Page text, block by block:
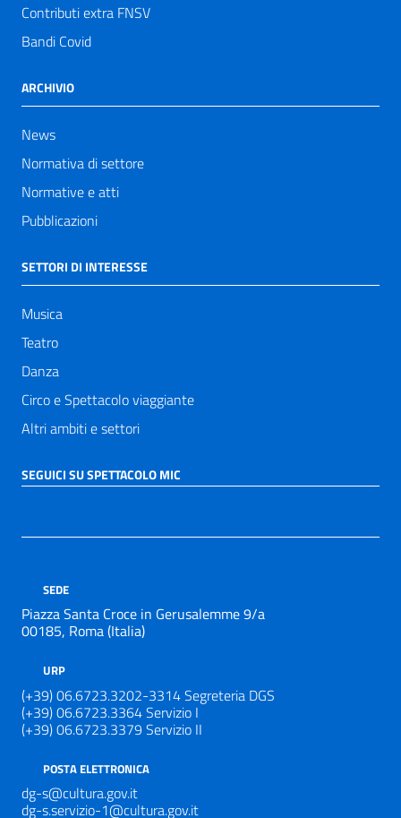
Contributi extra FNSV
Bandi Covid
ARCHIVIO
News
Normativa di settore
Normative e atti
Pubblicazioni
SETTORI DI INTERESSE
Musica
Teatro
Danza
Circo e Spettacolo viaggiante
Altri ambiti e settori
SEGUICI SU SPETTACOLO MIC
SEDE
Piazza Santa Croce in Gerusalemme 9/a
00185, Roma (Italia)
URP
(+39) 06.6723.3202-3314 Segreteria DGS
(+39) 06.6723.3364 Servizio I
(+39) 06.6723.3379 Servizio II
POSTA ELETTRONICA
dg-s@cultura.gov.it
dg-s.servizio-1@cultura.gov.it